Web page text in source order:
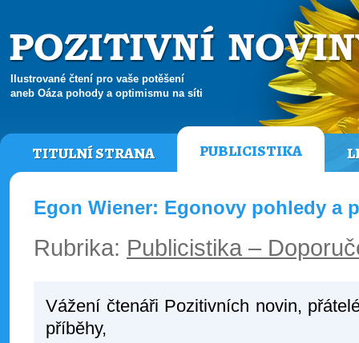
Ilustrované čtení pro vaše potěšení
aneb Oáza pohody a optimismu na síti
TITULNÍ STRANA PUBLICISTIKA
Egon Wiener: Egonovy pohledy a
Rubrika: Publicistika –
Vážení čtenáři Pozitivních novin,
příběhy,